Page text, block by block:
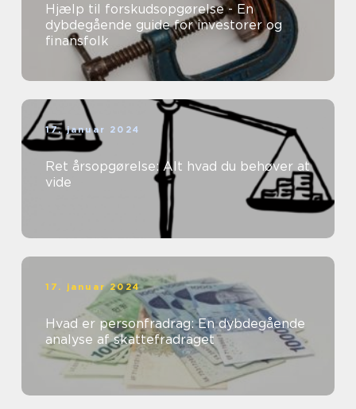
Hjælp til forskudsopgørelse - En
dybdegående guide for investorer og
finansfolk
17. januar 2024
Ret årsopgørelse: Alt hvad du behøver at
vide
17. januar 2024
Hvad er personfradrag: En dybdegående
analyse af skattefradraget